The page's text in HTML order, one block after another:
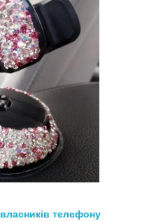
власників телефону